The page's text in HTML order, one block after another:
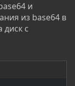
и
из base64 в
с